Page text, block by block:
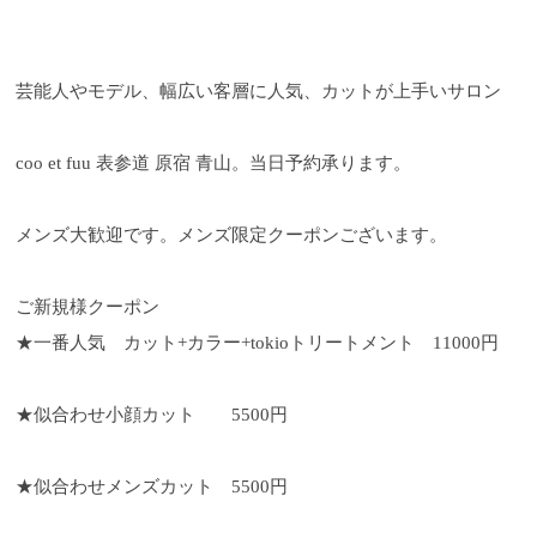
芸能人やモデル、幅広い客層に人気、カットが上手いサロン
coo et fuu 表参道 原宿 青山。当日予約承ります。
メンズ大歓迎です。メンズ限定クーポンございます。
ご新規様クーポン
★一番人気 カット+カラー+tokioトリートメント 11000円
★似合わせ小顔カット 5500円
★似合わせメンズカット 5500円